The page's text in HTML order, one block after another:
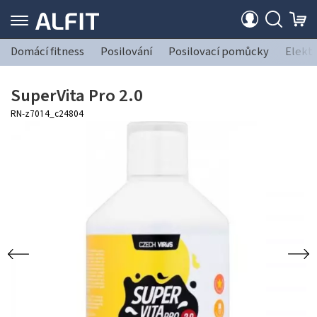
Domácí fitness Posilování Posilovací pomůcky
SuperVita Pro 2.0
RN-z7014_c24804